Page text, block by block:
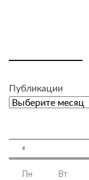
Публикации
«
Пн Вт